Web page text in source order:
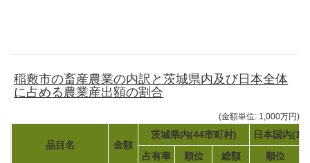
稲敷市の畜産農業の内訳と茨城県内及び日本全体
に占める農業産出額の割合
(金額単位: 1,000万円)
品目名 金額
茨城県内(44市町村)
日本国内
占有率
順位 総額
順位